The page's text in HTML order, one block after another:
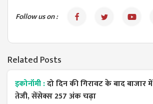
Follow us on :
Related Posts
इकोनॉमी :दो दिन की गिरावट के बाद बाजार में
तेजी, सेंसेक्स 257 अंक चढ़ा